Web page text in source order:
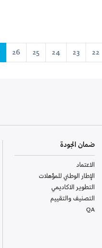
22
23
24
25
26
ضمان الجودة
الاعتماد
الإطار الوطني للمؤهلات
التطوير الاكاديمي
التصنيف والتقييم
QA